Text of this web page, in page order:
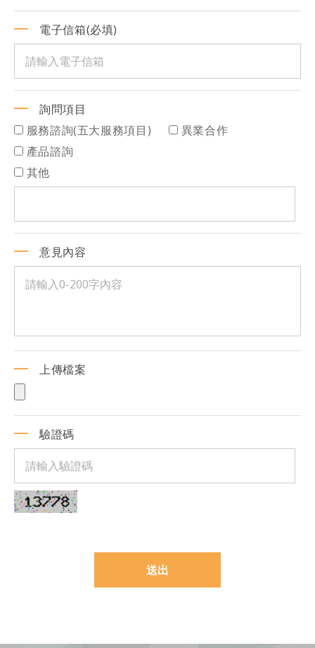
電子信箱(必填)
詢問項目
服務諮詢(五大服務項目)
異業合作
產品諮詢
其他
意見內容
上傳檔案
驗證碼
送出